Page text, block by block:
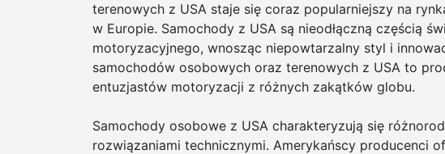
terenowych z USA staje się coraz popularniejszy na
w Europie. Samochody z USA są nieodłączną częścią
motoryzacyjnego, wnosząc niepowtarzalny styl i
samochodów osobowych oraz terenowych z USA to
entuzjastów motoryzacji z różnych zakątków globu.
Samochody osobowe z USA charakteryzują się
rozwiązaniami technicznymi. Amerykańscy producenci